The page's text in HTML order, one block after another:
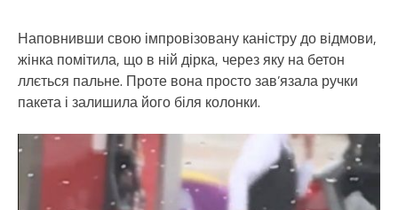
Наповнивши свою імпровізовану каністру до відмови,
жінка помітила, що в ній дірка, через яку на бетон
ллється пальне. Проте вона просто зав’язала ручки
пакета і залишила його біля колонки.